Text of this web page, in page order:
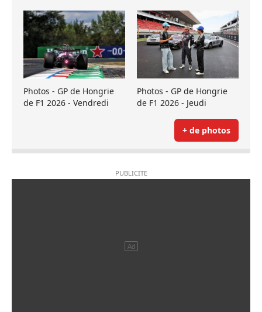
Photos - GP de Hongrie
de F1 2026 - Vendredi
Photos - GP de Hongrie
de F1 2026 - Jeudi
+ de photos